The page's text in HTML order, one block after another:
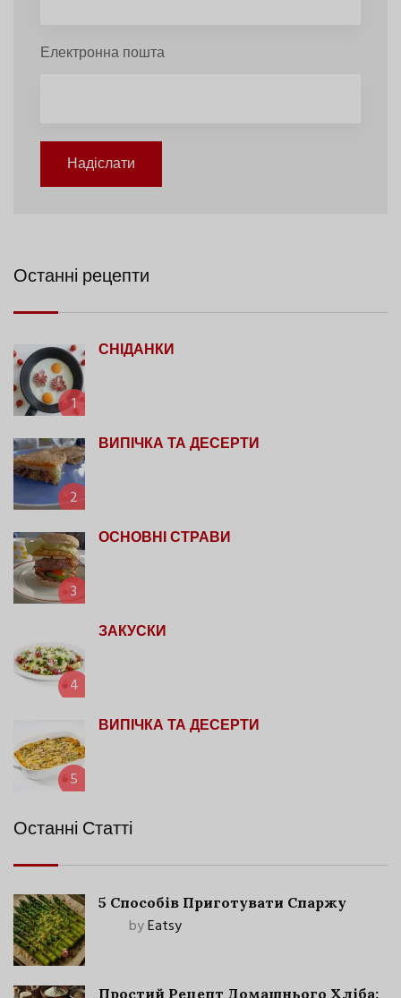
Електронна пошта
Надіслати
Останні рецепти
1
СНІДАНКИ
2
ВИПІЧКА ТА ДЕСЕРТИ
3
ОСНОВНІ СТРАВИ
4
ЗАКУСКИ
5
ВИПІЧКА ТА ДЕСЕРТИ
Останні Статті
5 Способів Приготувати Спаржу
byEatsy
Простий Рецепт Домашнього Хліба: